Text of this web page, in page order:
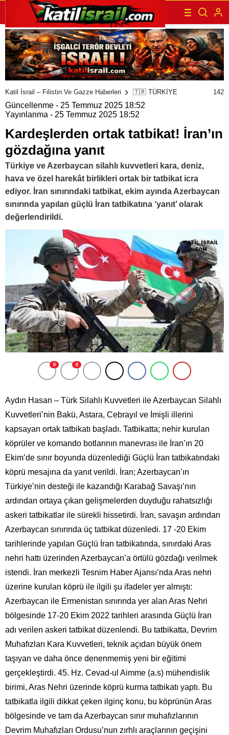
Katil İsrail – Filistin Ve Gazze Haberleri 🇹🇷 TÜRKİYE 142
Güncellenme - 25 Temmuz 2025 18:52
Yayınlanma - 25 Temmuz 2025 18:52
Kardeşlerden ortak tatbikat! İran’ın
gözdağına yanıt
Türkiye ve Azerbaycan silahlı kuvvetleri kara, deniz,
hava ve özel harekât birlikleri ortak bir tatbikat icra
ediyor. İran sınırındaki tatbikat, ekim ayında Azerbaycan
sınırında yapılan güçlü İran tatbikatına ‘yanıt’ olarak
değerlendirildi.
0 0
Aydın Hasan – Türk Silahlı Kuvvetleri ile Azerbaycan Silahlı
Kuvvetleri’nin Bakü, Astara, Cebrayıl ve İmişli illerini
kapsayan ortak tatbikatı başladı. Tatbikatta; nehir kurulan
köprüler ve komando botlarının manevrası ile İran’ın 20
Ekim’de sınır boyunda düzenlediği Güçlü İran tatbikatındaki
köprü mesajına da yanıt verildi. İran; Azerbaycan’ın
Türkiye’nin desteği ile kazandığı Karabağ Savaşı’nın
ardından ortaya çıkan gelişmelerden duyduğu rahatsızlığı
askeri tatbikatlar ile sürekli hissetirdi. İran, savaşın ardından
Azerbaycan sınırında üç tatbikat düzenledi. 17 -20 Ekim
tarihlerinde yapılan Güçlü İran tatbikatında, sınırdaki Aras
nehri hattı üzerinden Azerbaycan’a örtülü gözdağı verilmek
istendi. İran merkezli Tesnim Haber Ajansı’nda Aras nehri
üzerine kurulan köprü ile ilgili şu ifadeler yer almıştı:
Azerbaycan ile Ermenistan sınırında yer alan Aras Nehri
bölgesinde 17-20 Ekim 2022 tarihleri arasında Güçlü İran
adı verilen askeri tatbikat düzenlendi. Bu tatbikatta, Devrim
Muhafızları Kara Kuvvetleri, teknik açıdan büyük önem
taşıyan ve daha önce denenmemiş yeni bir eğitimi
gerçekleştirdi. 45. Hz. Cevad-ul Aimme (a.s) mühendislik
birimi, Aras Nehri üzerinde köprü kurma tatbikatı yaptı. Bu
tatbikatla ilgili dikkat çeken ilginç konu, bu köprünün Aras
bölgesinde ve tam da Azerbaycan sınır muhafızlarının
Devrim Muhafızları Ordusu’nun zırhlı araçlarının geçişini